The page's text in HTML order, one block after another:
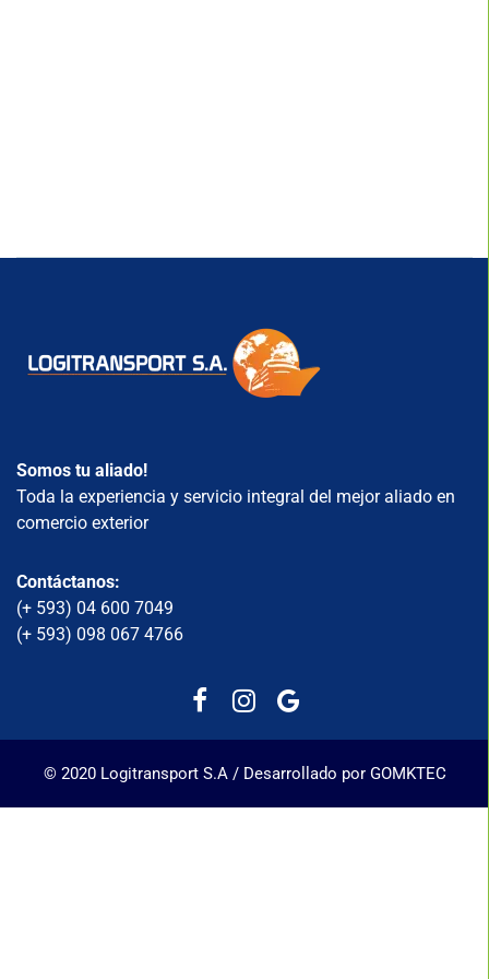
Somos tu aliado!
Toda la experiencia y servicio integral del mejor aliado en
comercio exterior
Contáctanos:
(+ 593) 04 600 7049
(+ 593) 098 067 4766
© 2020 Logitransport S.A / Desarrollado por GOMKTEC